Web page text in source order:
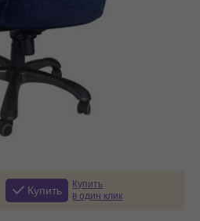
Купить
Купить
в один клик